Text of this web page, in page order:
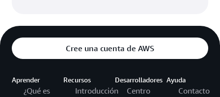
Cree una cuenta de AWS
Aprender
¿Qué es
Recursos
Introducción
Desarrolladores
Centro
Ayuda
Contacto